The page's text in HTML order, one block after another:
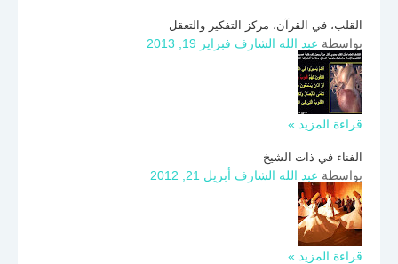
القلب، في القرآن، مركز التفكير والتعقل
بواسطة عبد الله الشارف فبراير 19, 2013
قراءة المزيد »
الفناء في ذات الشيخ
بواسطة عبد الله الشارف أبريل 21, 2012
قراءة المزيد »